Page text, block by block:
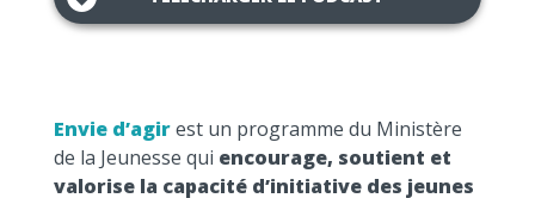
Envie d’agirest un programme du Ministère
de la Jeunesse qui encourage, soutient et
valorise la capacité d’initiative des jeunes